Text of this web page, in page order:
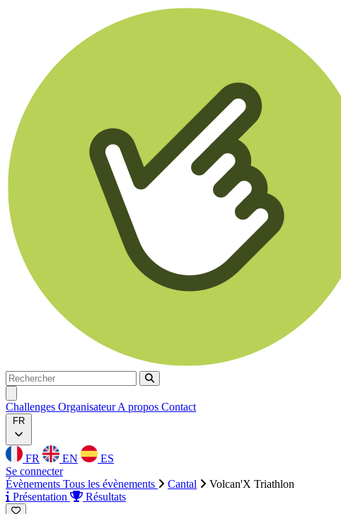
Rechercher
Rechercher
Challenges OrganisateurA propos Contact
FR
FR EN
ES
Se connecter
Évènements Tous les évènements Cantal
Volcan'X Triathlon
Présentation
Résultats